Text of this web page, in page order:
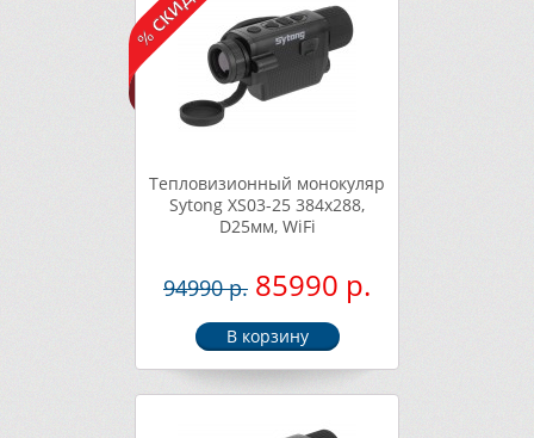
Тепловизионный монокуляр
Sytong XS03-25 384х288,
D25мм, WiFi
94990 р. 85990 р.